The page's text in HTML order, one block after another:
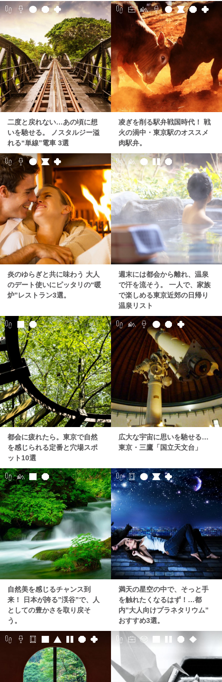
二度と戻れない…あの頃に想
いを馳せる。 ノスタルジー溢
れる“単線”電車 3選
凌ぎを削る駅弁戦国時代！ 戦
火の渦中・東京駅のオススメ
肉駅弁。
炎のゆらぎと共に味わう 大人
のデート使いにピッタリの“暖
炉”レストラン3選。
週末には都会から離れ、温泉
で汗を流そう。 一人で、家族
で楽しめる東京近郊の日帰り
温泉リスト
都会に疲れたら。東京で自然
を感じられる定番と穴場スポ
ット10選
広大な宇宙に思いを馳せる…
東京・三鷹「国立天文台」
自然美を感じるチャンス到
来！ 日本が誇る”渓谷”で、人
としての豊かさを取り戻そ
う。
満天の星空の中で、そっと手
を触れたくなるはず！…都
内”大人向けプラネタリウム”
おすすめ3選。